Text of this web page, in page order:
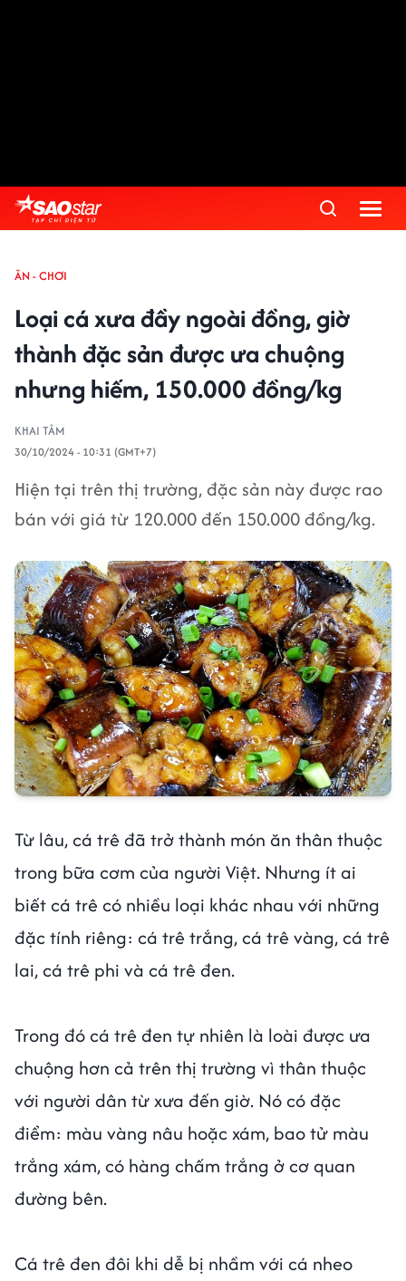
ĂN - CHƠI
Loại cá xưa đầy ngoài đồng, giờ
thành đặc sản được ưa chuộng
nhưng hiếm, 150.000 đồng/kg
KHAI TÂM
30/10/2024 - 10:31 (GMT+7)
Hiện tại trên thị trường, đặc sản này được rao
bán với giá từ 120.000 đến 150.000 đồng/kg.
Từ lâu, cá trê đã trở thành món ăn thân thuộc
trong bữa cơm của người Việt. Nhưng ít ai
biết cá trê có nhiều loại khác nhau với những
đặc tính riêng: cá trê trắng, cá trê vàng, cá trê
lai, cá trê phi và cá trê đen.
Trong đó cá trê đen tự nhiên là loài được ưa
chuộng hơn cả trên thị trường vì thân thuộc
với người dân từ xưa đến giờ. Nó có đặc
điểm: màu vàng nâu hoặc xám, bao tử màu
trắng xám, có hàng chấm trắng ở cơ quan
đường bên.
Cá trê đen đôi khi dễ bị nhầm với cá nheo